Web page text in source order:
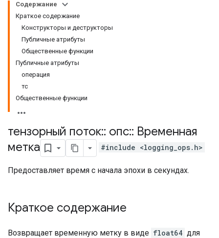
Содержание
Краткое содержание
Конструкторы и деструкторы
Публичные атрибуты
Общественные функции
Публичные атрибуты
операция
тс
Общественные функции
тензорный поток:: опс:: Временная
метка
#include <logging_ops.h>
Предоставляет время с начала эпохи в секундах.
Краткое содержание
Возвращает временную метку в виде float64 для